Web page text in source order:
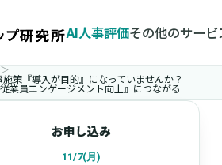
AI人事評価その他のサービ
施策『導入が目的』になっていませんか？
業員エンゲージメント向上』につながる
お申し込み
11/7(月)